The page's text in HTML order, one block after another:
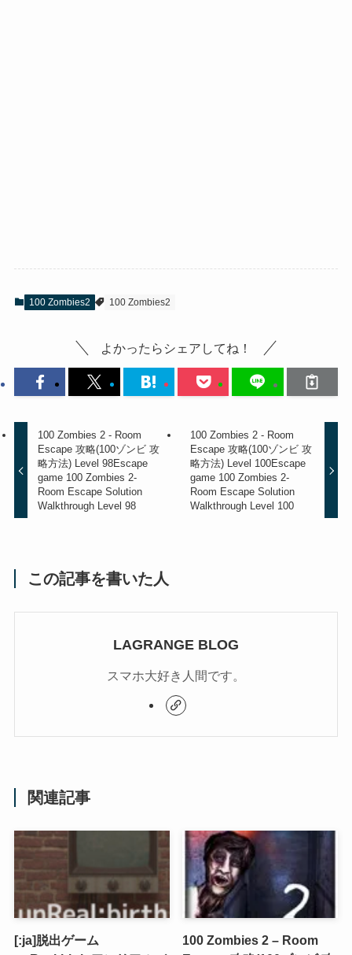
100 Zombies2 100 Zombies2
よかったらシェアしてね！
100 Zombies 2 - Room
Escape 攻略(100ゾンビ 攻
略方法) Level 98Escape
game 100 Zombies 2-
Room Escape Solution
Walkthrough Level 98
100 Zombies 2 - Room
Escape 攻略(100ゾンビ 攻
略方法) Level 100Escape
game 100 Zombies 2-
Room Escape Solution
Walkthrough Level 100
この記事を書いた人
LAGRANGE BLOG
スマホ大好き人間です。
関連記事
[:ja]脱出ゲーム
100 Zombies 2 – Room